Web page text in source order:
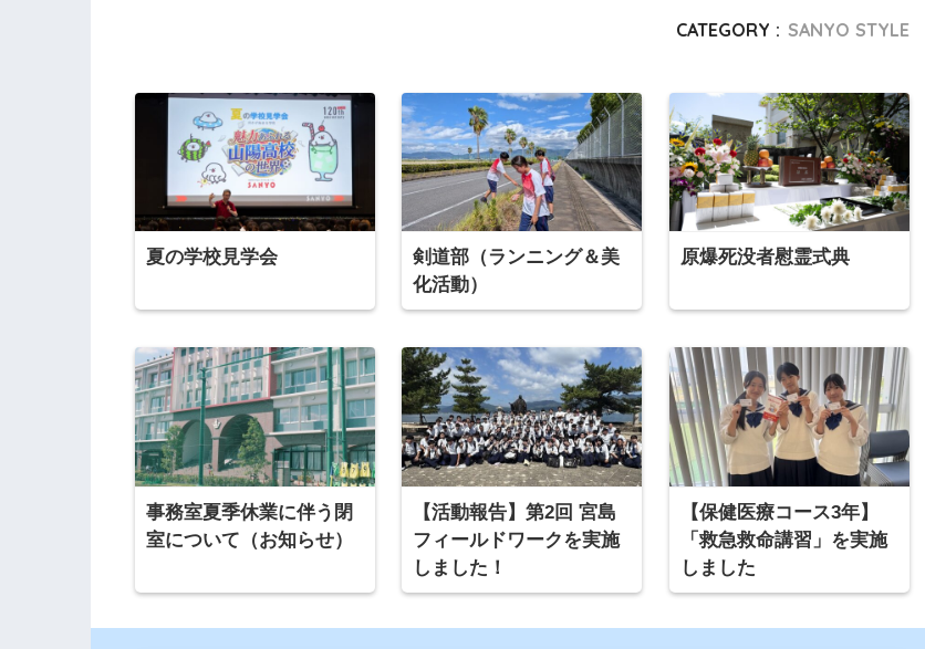
CATEGORY : SANYO STYLE
夏の学校見学会
剣道部（ランニング＆美
化活動）
原爆死没者慰霊式典
事務室夏季休業に伴う閉
室について（お知らせ）
【活動報告】第2回 宮島
フィールドワークを実施
しました！
【保健医療コース3年】
「救急救命講習」を実施
しました